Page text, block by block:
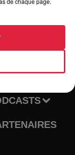
CASTING